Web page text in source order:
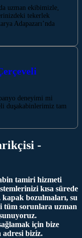
uzman ekibimizle,
tekerlek
Adapazarı’nda
deneyimi mi
duşakabinlerimiz tam
-
tamiri hizmeti
kısa sürede
bozulmaları, su
tüm sorunlara uzman
için bize
adresi biziz.